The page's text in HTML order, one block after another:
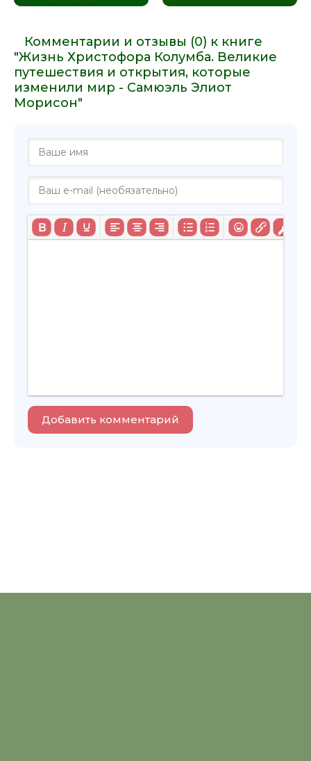
Комментарии и отзывы (0) к книге
"Жизнь Христофора Колумба. Великие
путешествия и открытия, которые
изменили мир - Самюэль Элиот
Морисон"
Добавить комментарий